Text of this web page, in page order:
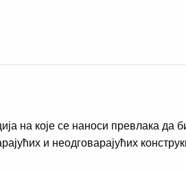
на које се наноси превлака да
и неодговарајућих